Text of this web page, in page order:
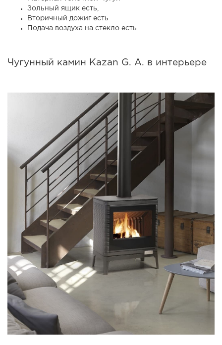
Зольный ящик есть,
Вторичный дожиг есть
Подача воздуха на стекло есть
Чугунный камин Kazan G. A. в интерьере